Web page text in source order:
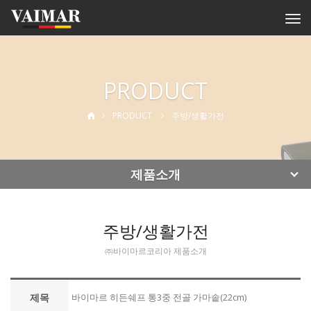
PRODUCT
PRODUCT 주방/생활가전
제품소개
주방/생활가전
㈜바이마르코리아 제품소개
제목 바이마르 히든쉐프 통3중 전골 가마솥(22cm)